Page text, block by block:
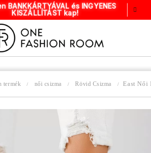
BANKKÁRTYÁVAL és INGYENES
KISZÁLLÍTÁST kap!
termék női csizma Rövid Csizma East Női